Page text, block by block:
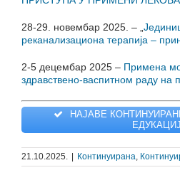
28-29. новембар 2025. – „
реканализациона терапија –
2-5 децембар 2025 – Примена
здравствено-васпитном раду на
НАЈАВЕ
21.10.2025. | Континуирана